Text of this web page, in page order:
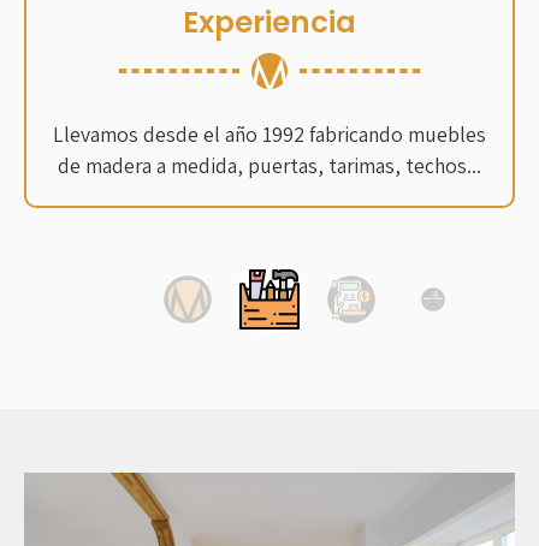
Experiencia
Llevamos desde el año 1992 fabricando muebles
de madera a medida, puertas, tarimas, techos...